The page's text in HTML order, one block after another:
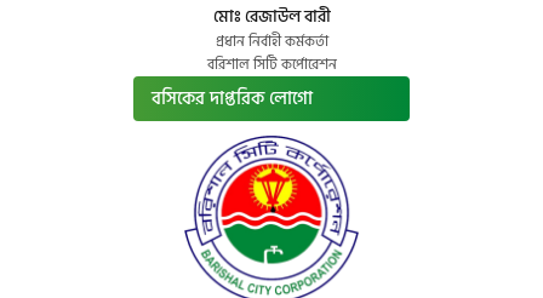
মোঃ রেজাউল বারী
প্রধান নির্বাহী কর্মকর্তা
বরিশাল সিটি কর্পোরেশন
বসিকের দাপ্তরিক লোগো